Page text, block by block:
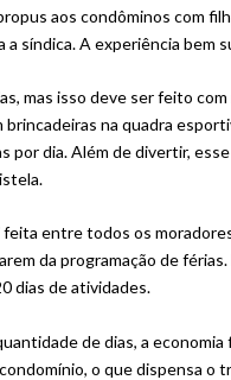
aos condôminos com
síndica. A experiência bem
mas isso deve ser feito
na quadra
dia. Além de divertir,
entre todos os
da programação de
dias de atividades.
de dias, a
o que dispensa o